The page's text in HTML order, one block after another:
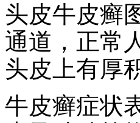
头皮牛皮癣
通道，正常
头皮上有厚
牛皮癣症状